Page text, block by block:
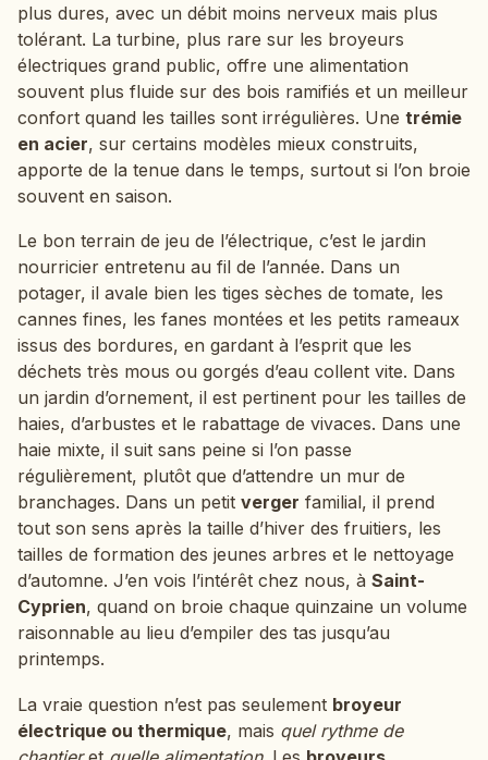
plus dures, avec un débit moins nerveux mais plus
tolérant. La turbine, plus rare sur les broyeurs
électriques grand public, offre une alimentation
souvent plus fluide sur des bois ramifiés et un meilleur
confort quand les tailles sont irrégulières. Une trémie
en acier, sur certains modèles mieux construits,
apporte de la tenue dans le temps, surtout si l’on broie
souvent en saison.
Le bon terrain de jeu de l’électrique, c’est le jardin
nourricier entretenu au fil de l’année. Dans un
potager, il avale bien les tiges sèches de tomate, les
cannes fines, les fanes montées et les petits rameaux
issus des bordures, en gardant à l’esprit que les
déchets très mous ou gorgés d’eau collent vite. Dans
un jardin d’ornement, il est pertinent pour les tailles de
haies, d’arbustes et le rabattage de vivaces. Dans une
haie mixte, il suit sans peine si l’on passe
régulièrement, plutôt que d’attendre un mur de
branchages. Dans un petit verger familial, il prend
tout son sens après la taille d’hiver des fruitiers, les
tailles de formation des jeunes arbres et le nettoyage
d’automne. J’en vois l’intérêt chez nous, à Saint-
Cyprien, quand on broie chaque quinzaine un volume
raisonnable au lieu d’empiler des tas jusqu’au
printemps.
La vraie question n’est pas seulement broyeur
électrique ou thermique, mais quel rythme de